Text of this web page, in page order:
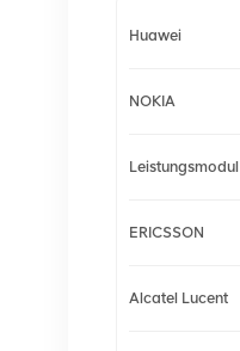
Huawei
NOKIA
Leistungsmodul
ERICSSON
Alcatel Lucent